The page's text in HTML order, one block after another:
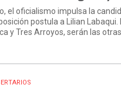
el oficialismo impulsa la
postula a Lilian
y Tres Arroyos, serán las